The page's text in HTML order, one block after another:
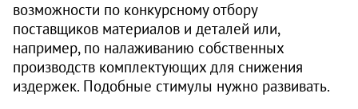
возможности по конкурсному отбору
поставщиков материалов и деталей или,
например, по налаживанию собственных
производств комплектующих для снижения
издержек. Подобные стимулы нужно развивать.